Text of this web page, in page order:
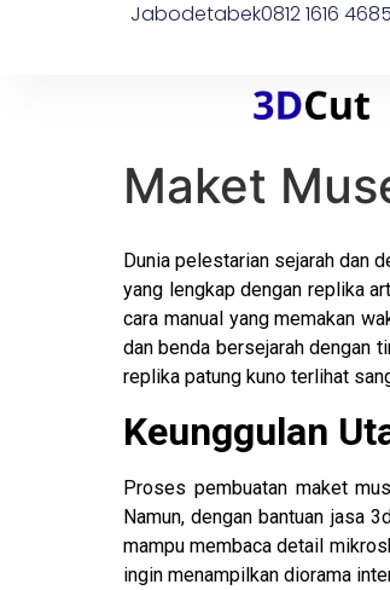
Jabodetabek0812 1616 4685
Maket
Dunia pelestarian sejarah dan
yang lengkap dengan replika
cara manual yang memakan
dan benda bersejarah dengan
replika patung kuno terlihat
Keunggulan
Proses pembuatan maket
Namun, dengan bantuan jasa
mampu membaca detail
ingin menampilkan diorama